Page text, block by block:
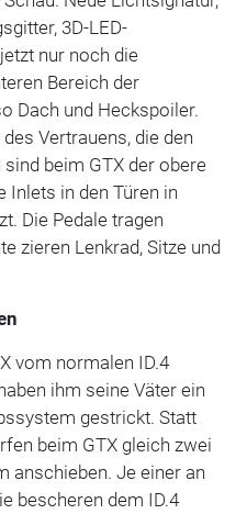
3D-LED-
nur noch die
Bereich der
Dach und Heckspoiler.
Vertrauens, die den
beim GTX der obere
Inlets in den Türen in
Die Pedale tragen
zieren Lenkrad, Sitze und
vom normalen ID.4
ihm seine Väter ein
gestrickt. Statt
beim GTX gleich zwei
anschieben. Je einer an
bescheren dem ID.4